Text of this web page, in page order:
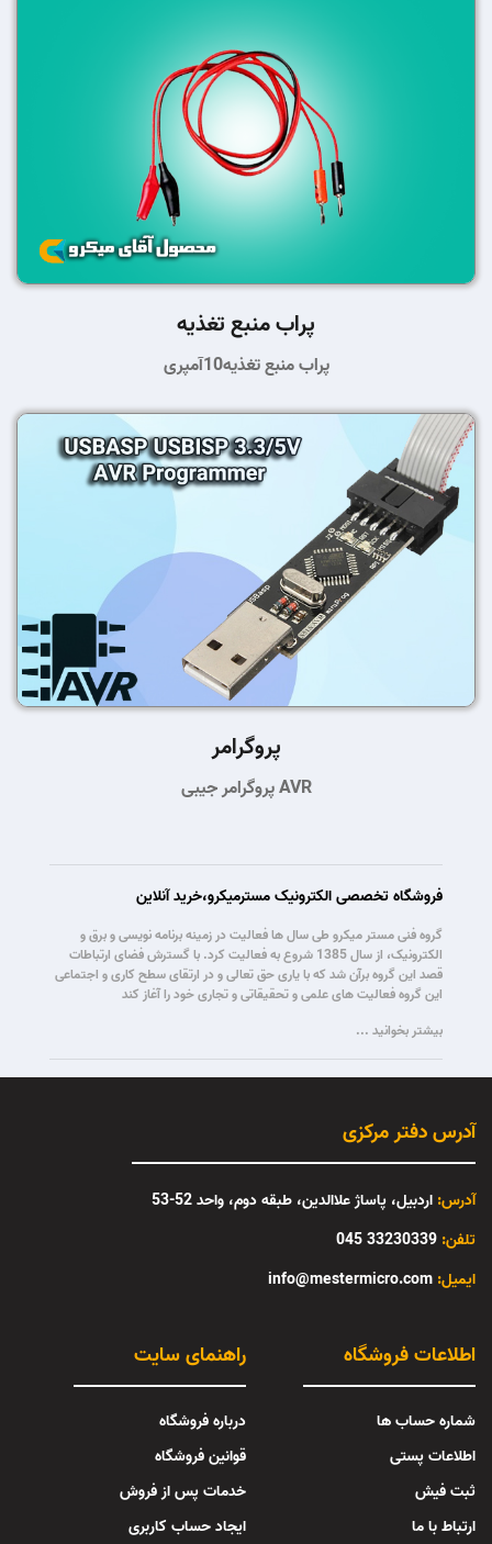
پراب منبع تغذیه
پراب منبع تغذیه10آمپری
پروگرامر
پروگرامر جیبی AVR
فروشگاه تخصصی الکترونیک مسترمیکرو،خرید آنلاین
گروه فنی مستر میکرو طی سال ها فعالیت در زمینه برنامه نویسی و برق و
الکترونیک، از سال 1385 شروع به فعالیت کرد. با گسترش فضای ارتباطات
قصد این گروه برآن شد که با یاری حق تعالی و در ارتقای سطح کاری و اجتماعی
این گروه فعالیت های علمی و تحقیقاتی و تجاری خود را آغاز کند
بیشتر بخوانید ...
آدرس دفتر مرکزی
آدرس: اردبیل، پاساژ علاالدین، طبقه دوم، واحد 52-53
تلفن: 33230339 045
info@mestermicro.com :ایمیل
راهنمای سایت
درباره فروشگاه
قوانین فروشگاه
خدمات پس از فروش
ایجاد حساب کاربری
اطلاعات فروشگاه
شماره حساب ها
اطلاعات پستی
ثبت فیش
ارتباط با ما